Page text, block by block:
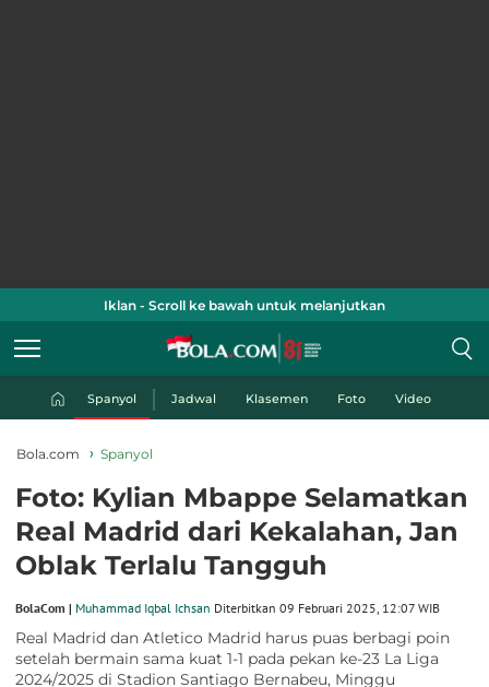
Iklan - Scroll ke bawah untuk melanjutkan
Spanyol Jadwal Klasemen Foto Video
Bola.com Spanyol
Foto: Kylian Mbappe Selamatkan
Real Madrid dari Kekalahan, Jan
Oblak Terlalu Tangguh
BolaCom | Muhammad Iqbal Ichsan Diterbitkan 09 Februari 2025, 12:07 WIB
Real Madrid dan Atletico Madrid harus puas berbagi poin
setelah bermain sama kuat 1-1 pada pekan ke-23 La Liga
2024/2025 di Stadion Santiago Bernabeu, Minggu